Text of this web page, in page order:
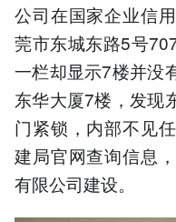
公司在国家企业信
莞市东城东路5号
一栏却显示7楼并没
东华大厦7楼，发现
门紧锁，内部不见
建局官网查询信息
有限公司建设。